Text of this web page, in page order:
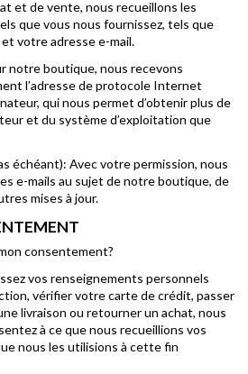
et de vente, nous recueillons les
que vous nous fournissez, tels que
votre adresse e-mail.
notre boutique, nous recevons
l’adresse de protocole Internet
qui nous permet d’obtenir plus de
et du système d’exploitation que
échéant): Avec votre permission, nous
e-mails au sujet de notre boutique, de
mises à jour.
consentement?
vos renseignements personnels
vérifier votre carte de crédit, passer
livraison ou retourner un achat, nous
à ce que nous recueillions vos
nous les utilisions à cette fin